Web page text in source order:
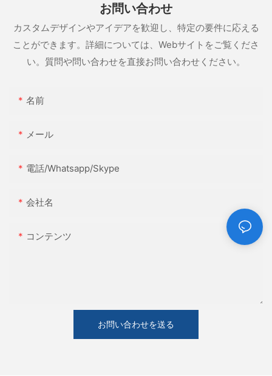
お問い合わせ
カスタムデザインやアイデアを歓迎し、特定の要件に応える
ことができます。詳細については、Webサイトをご覧くださ
い。質問や問い合わせを直接お問い合わせください。
名前
メール
電話/whatsapp/skype
会社名
コンテンツ
お問い合わせを送る